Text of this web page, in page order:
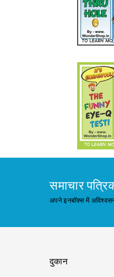
समाचार
अपने इनबॉक्स में
दुकान